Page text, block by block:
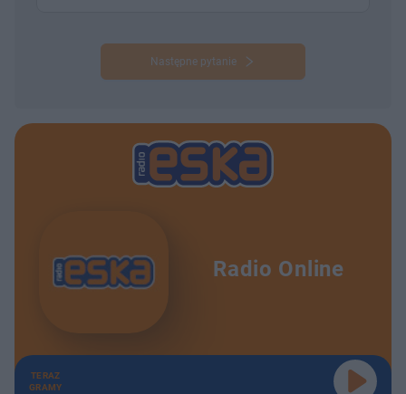
Następne pytanie
Radio Online
TERAZ
GRAMY